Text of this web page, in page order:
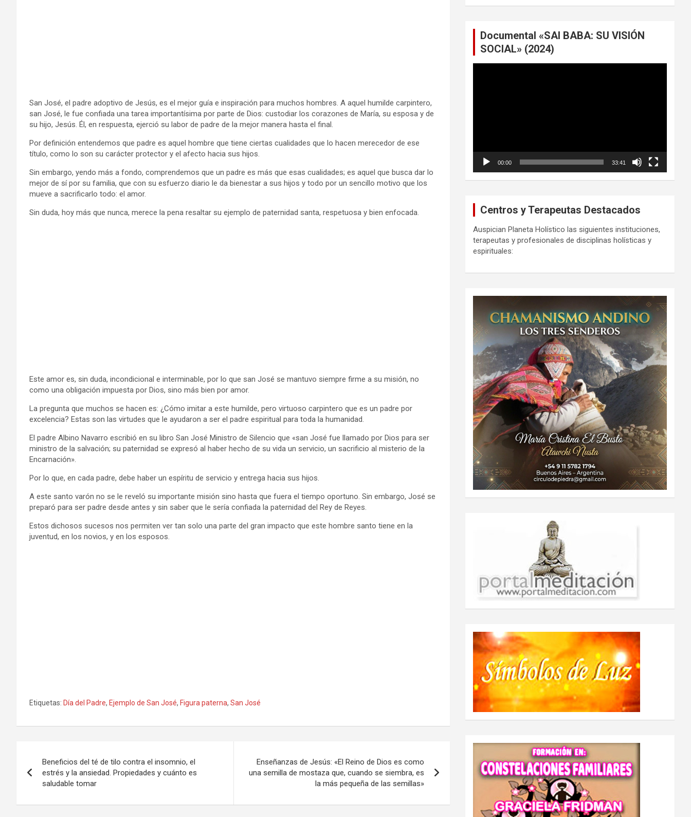
San José, el padre adoptivo de Jesús, es el mejor guía e inspiración para muchos hombres. A aquel humilde carpintero,
san José, le fue confiada una tarea importantísima por parte de Dios: custodiar los corazones de María, su esposa y de
su hijo, Jesús. Él, en respuesta, ejerció su labor de padre de la mejor manera hasta el final.
Por definición entendemos que padre es aquel hombre que tiene ciertas cualidades que lo hacen merecedor de ese
título, como lo son su carácter protector y el afecto hacia sus hijos.
Sin embargo, yendo más a fondo, comprendemos que un padre es más que esas cualidades; es aquel que busca dar lo
mejor de sí por su familia, que con su esfuerzo diario le da bienestar a sus hijos y todo por un sencillo motivo que los
mueve a sacrificarlo todo: el amor.
Sin duda, hoy más que nunca, merece la pena resaltar su ejemplo de paternidad santa, respetuosa y bien enfocada.
Este amor es, sin duda, incondicional e interminable, por lo que san José se mantuvo siempre firme a su misión, no
como una obligación impuesta por Dios, sino más bien por amor.
La pregunta que muchos se hacen es: ¿Cómo imitar a este humilde, pero virtuoso carpintero que es un padre por
excelencia? Estas son las virtudes que le ayudaron a ser el padre espiritual para toda la humanidad.
El padre Albino Navarro escribió en su libro San José Ministro de Silencio que «san José fue llamado por Dios para ser
ministro de la salvación; su paternidad se expresó al haber hecho de su vida un servicio, un sacrificio al misterio de la
Encarnación».
Por lo que, en cada padre, debe haber un espíritu de servicio y entrega hacia sus hijos.
A este santo varón no se le reveló su importante misión sino hasta que fuera el tiempo oportuno. Sin embargo, José se
preparó para ser padre desde antes y sin saber que le sería confiada la paternidad del Rey de Reyes.
Estos dichosos sucesos nos permiten ver tan solo una parte del gran impacto que este hombre santo tiene en la
juventud, en los novios, y en los esposos.
Etiquetas: Día del Padre, Ejemplo de San José, Figura paterna, San José
de
Beneficios del té de tilo contra el insomnio, el
estrés y la ansiedad. Propiedades y cuánto es
saludable tomar
Enseñanzas de Jesús: «El Reino de Dios es como
una semilla de mostaza que, cuando se siembra, es
la más pequeña de las semillas»
Documental «SAI BABA: SU VISIÓN
SOCIAL» (2024)
00:00 33:41
Centros y Terapeutas Destacados
Auspician Planeta Holístico las siguientes instituciones,
terapeutas y profesionales de disciplinas holísticas y
espirituales: